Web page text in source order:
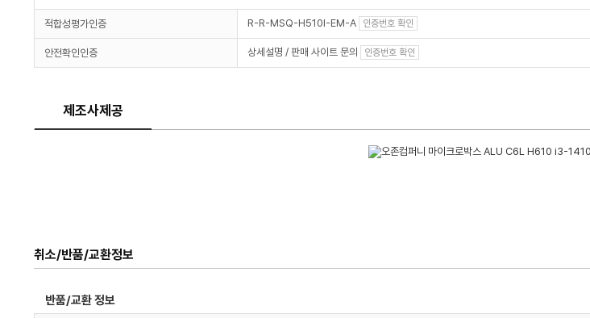
적합성평가인증 R-R-MSQ-H510I-EM-A 인증번호 확인
안전확인인증 상세설명 / 판매 사이트 문의 인증번호 확인
제조사제공
취소/반품/교환정보
반품/교환 정보